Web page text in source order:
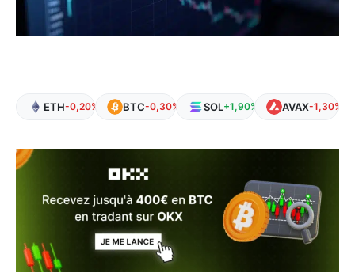
ETH-0,20% BTC-0,30% SOL+1,90% AVAX-1,30%